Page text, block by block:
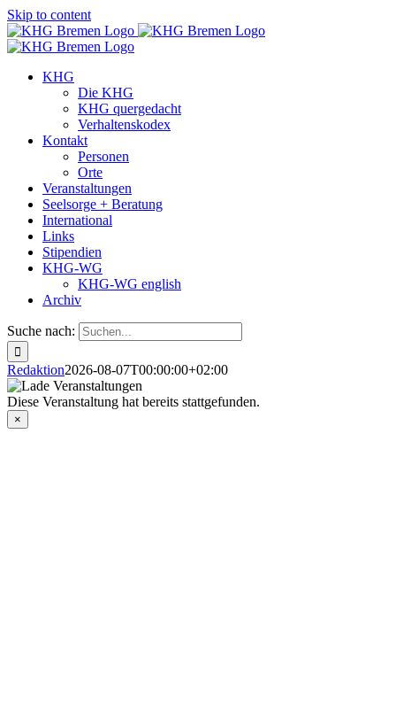
Skip to content
KHG
Die KHG
KHG quergedacht
Verhaltenskodex
Kontakt
Personen
Orte
Veranstaltungen
Seelsorge + Beratung
International
Links
Stipendien
KHG-WG
KHG-WG english
Archiv
Suche nach:
Redaktion2026-08-07T00:00:00+02:00
Diese Veranstaltung hat bereits stattgefunden.
×